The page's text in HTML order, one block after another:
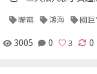
聯電 鴻海 國巨
3005 0 0